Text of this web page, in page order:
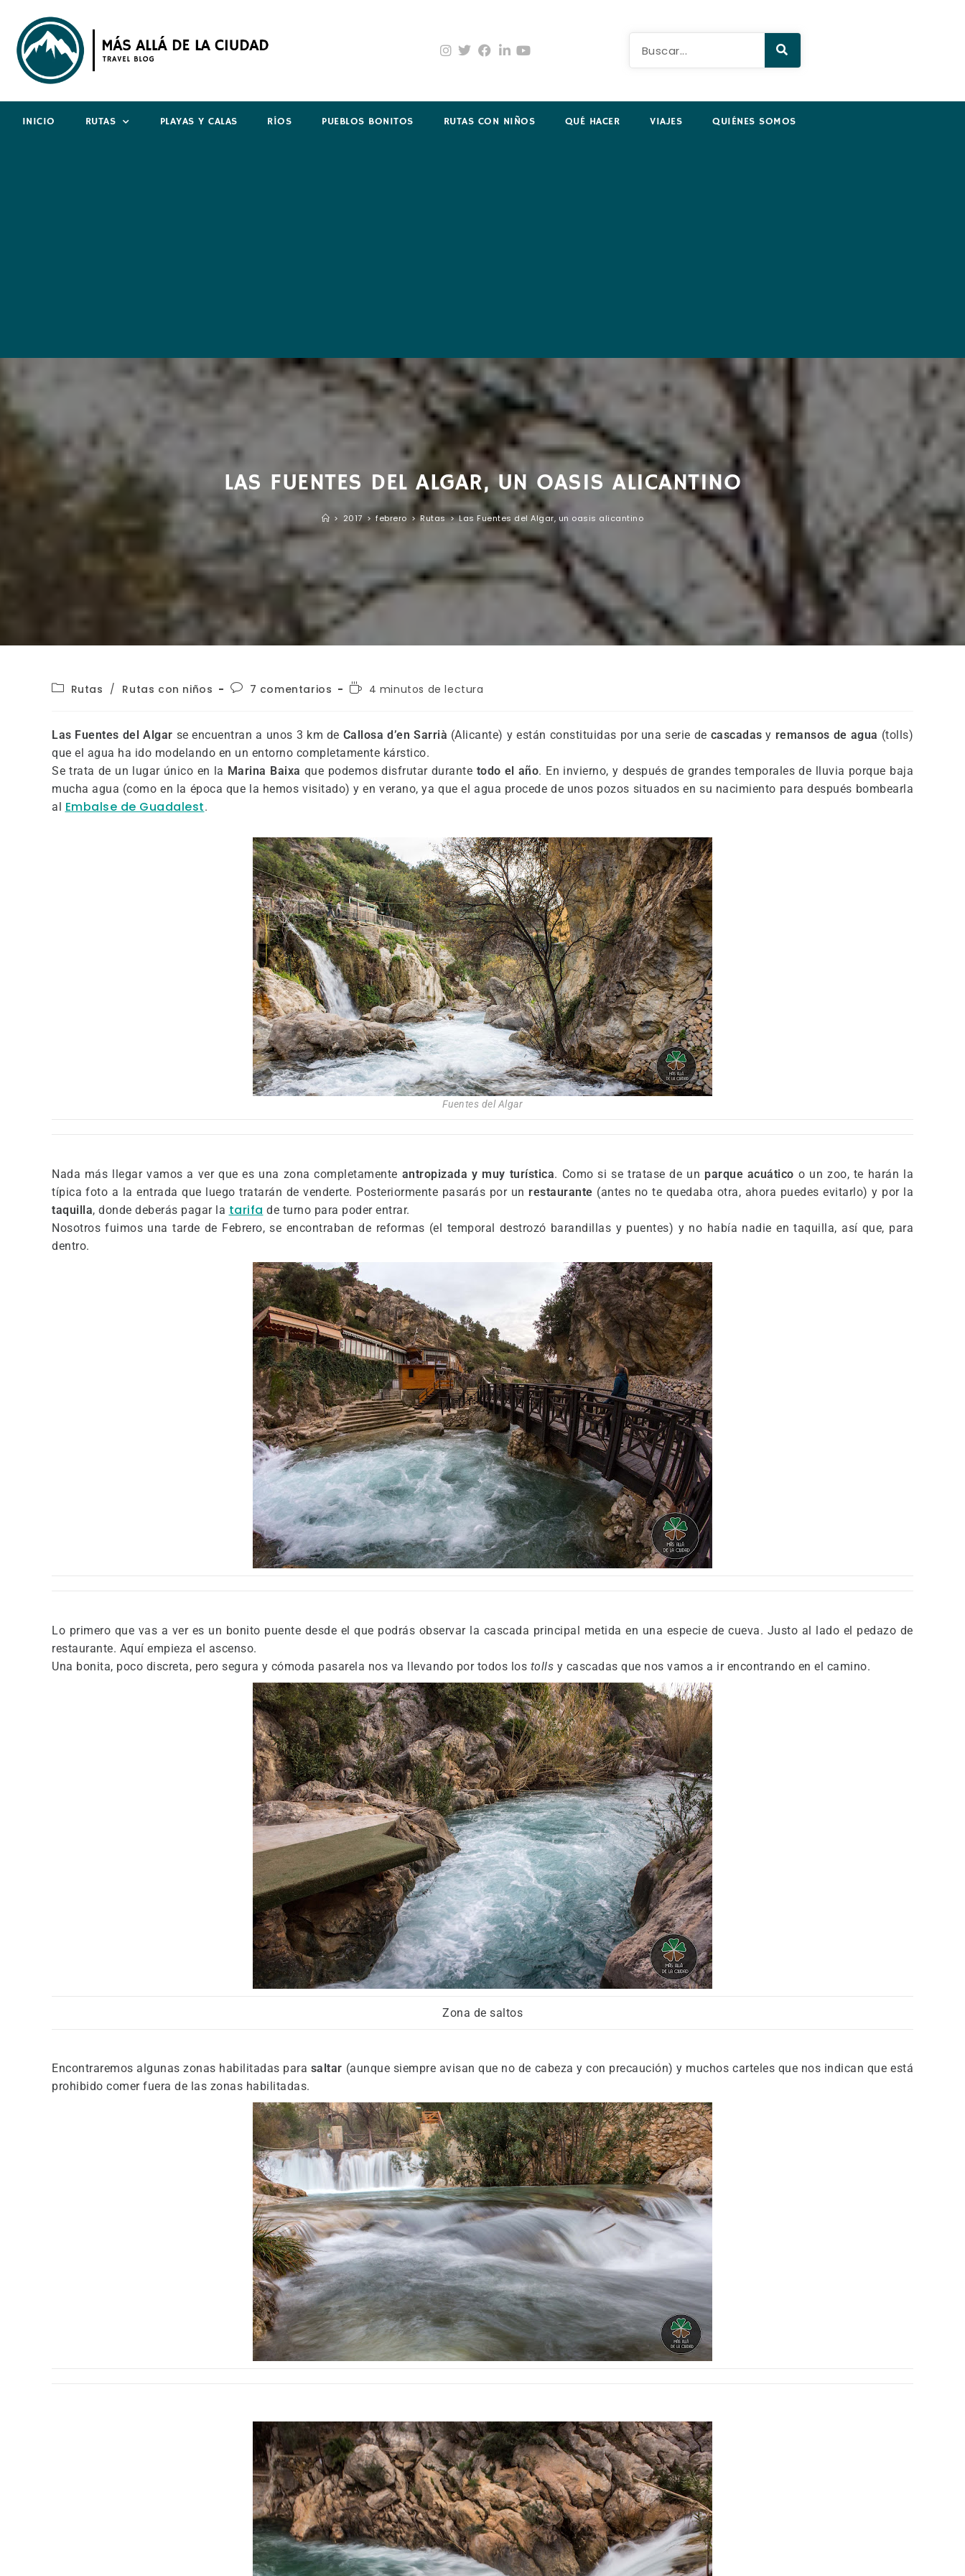
INICIO RUTAS PLAYAS Y CALAS RÍOS PUEBLOS BONITOS RUTAS CON NIÑOS QUÉ HACER VIAJES QUIÉNES SOMOS
LAS FUENTES DEL ALGAR, UN OASIS ALICANTINO
> 2017 > febrero > Rutas > Las Fuentes del Algar, un oasis alicantino
Rutas / Rutas con niños 7 comentarios 4 minutos de lectura
Las Fuentes del Algar se encuentran a unos 3 km de Callosa d’en Sarrià (Alicante) y están constituidas por una serie de cascadasy remansos de agua (tolls)
que el agua ha ido modelando en un entorno completamente kárstico.
Se trata de un lugar único en la Marina Baixa que podemos disfrutar durante todo el año. En invierno, y después de grandes temporales de lluvia porque baja
mucha agua (como en la época que la hemos visitado) y en verano, ya que el agua procede de unos pozos situados en su nacimiento para después bombearla
al Embalse de Guadalest.
Fuentes del Algar
Nada más llegar vamos a ver que es una zona completamente antropizada y muy turística. Como si se tratase de un parque acuático o un zoo, te harán la
típica foto a la entrada que luego tratarán de venderte. Posteriormente pasarás por un restaurante (antes no te quedaba otra, ahora puedes evitarlo) y por la
taquilla, donde deberás pagar la tarifa de turno para poder entrar.
Nosotros fuimos una tarde de Febrero, se encontraban de reformas (el temporal destrozó barandillas y puentes) y no había nadie en taquilla, así que, para
dentro.
Lo primero que vas a ver es un bonito puente desde el que podrás observar la cascada principal metida en una especie de cueva. Justo al lado el pedazo de
restaurante. Aquí empieza el ascenso.
Una bonita, poco discreta, pero segura y cómoda pasarela nos va llevando por todos los tolls y cascadas que nos vamos a ir encontrando en el camino.
Zona de saltos
Encontraremos algunas zonas habilitadas para saltar (aunque siempre avisan que no de cabeza y con precaución) y muchos carteles que nos indican que está
prohibido comer fuera de las zonas habilitadas.